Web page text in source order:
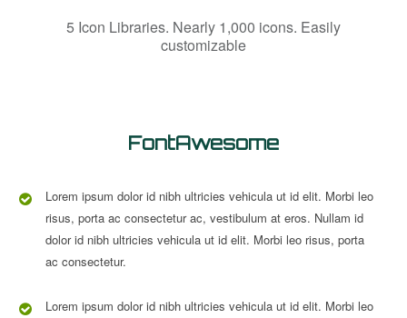
5 Icon Libraries. Nearly 1,000 icons. Easily
customizable
FontAwesome
Lorem ipsum dolor id nibh ultricies vehicula ut id elit. Morbi leo
risus, porta ac consectetur ac, vestibulum at eros. Nullam id
dolor id nibh ultricies vehicula ut id elit. Morbi leo risus, porta
ac consectetur.
Lorem ipsum dolor id nibh ultricies vehicula ut id elit. Morbi leo